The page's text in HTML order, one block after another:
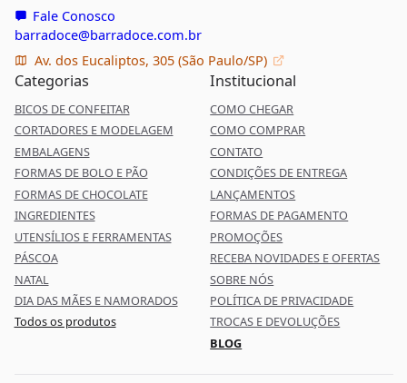
Fale Conosco
barradoce@barradoce.com.br
Av. dos Eucaliptos, 305 (São Paulo/SP)
Categorias
BICOS DE CONFEITAR
CORTADORES E MODELAGEM
EMBALAGENS
FORMAS DE BOLO E PÃO
FORMAS DE CHOCOLATE
INGREDIENTES
UTENSÍLIOS E FERRAMENTAS
PÁSCOA
NATAL
DIA DAS MÃES E NAMORADOS
Todos os produtos
Institucional
COMO CHEGAR
COMO COMPRAR
CONTATO
CONDIÇÕES DE ENTREGA
LANÇAMENTOS
FORMAS DE PAGAMENTO
PROMOÇÕES
RECEBA NOVIDADES E OFERTAS
SOBRE NÓS
POLÍTICA DE PRIVACIDADE
TROCAS E DEVOLUÇÕES
BLOG